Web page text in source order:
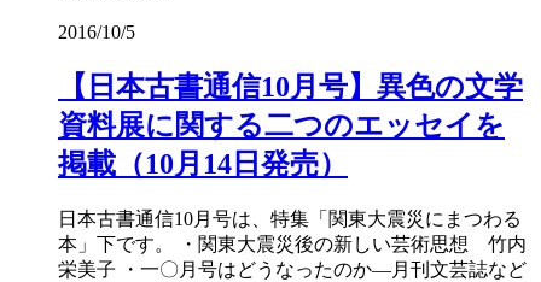
2016/10/5
【日本古書通信10月号】異色の文学
資料展に関する二つのエッセイを
掲載（10月14日発売）
日本古書通信10月号は、特集「関東大震災にまつわる
本」下です。 ・関東大震災後の新しい芸術思想 竹内
栄美子 ・一〇月号はどうなったのか―月刊文芸誌など